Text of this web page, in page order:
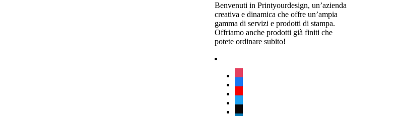
Benvenuti in Printyourdesign, un’azienda
creativa e dinamica che offre un’ampia
gamma di servizi e prodotti di stampa.
Offriamo anche prodotti già finiti che
potete ordinare subito!